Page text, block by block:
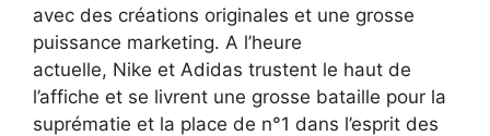
avec des créations originales et une grosse
puissance marketing. A l’heure
actuelle, Nike et Adidas trustent le haut de
l’affiche et se livrent une grosse bataille pour la
suprématie et la place de n°1 dans l’esprit des